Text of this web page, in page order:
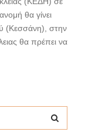
θα γίνει
(Κεσσάνη), στην
θα πρέπει να